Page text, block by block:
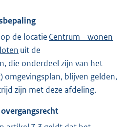
de locatie Centrum - wonen
uit de
die onderdeel zijn van het
omgevingsplan, blijven gelden,
zijn met deze afdeling.